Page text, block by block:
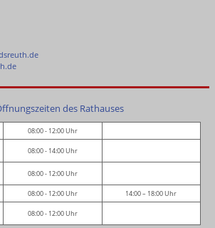
des Rathauses
08:00 - 12:00 Uhr
08:00 - 14:00 Uhr
08:00 - 12:00 Uhr
08:00 - 12:00 Uhr 14:00 – 18:00 Uhr
08:00 - 12:00 Uhr